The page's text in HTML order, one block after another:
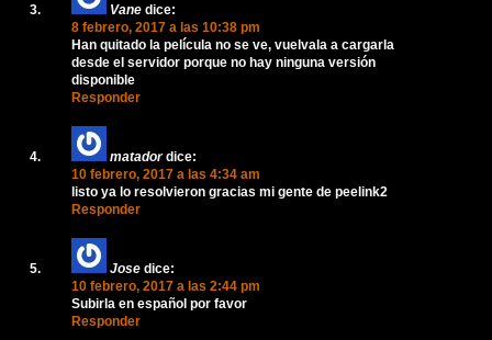
Vane dice:
8 febrero, 2017 a las 10:38 pm
Han quitado la película no se ve, vuelvala a cargarla
desde el servidor porque no hay ninguna versión
disponible
Responder
matador dice:
10 febrero, 2017 a las 4:34 am
listo ya lo resolvieron gracias mi gente de peelink2
Responder
Jose dice:
10 febrero, 2017 a las 2:44 pm
Subirla en español por favor
Responder